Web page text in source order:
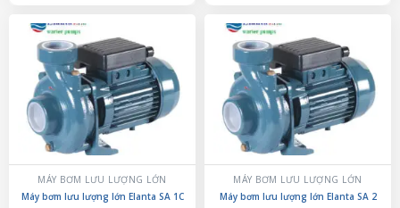
MÁY BƠM LƯU LƯỢNG LỚN
Máy bơm lưu lượng lớn Elanta SA 1C
MÁY BƠM LƯU LƯỢNG LỚN
Máy bơm lưu lượng lớn Elanta SA 2